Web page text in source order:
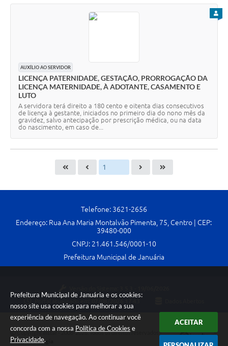
Prefeitura Municipal de Januária e os cookies:
nosso site usa cookies para melhorar a sua
experiência de navegação. Ao continuar você
concorda com a nossa Política de Cookies e
Privacidade.
ACEITAR
AUXÍLIO AO SERVIDOR
LICENÇA PATERNIDADE, GESTAÇÃO, PRORROGAÇÃO DA
LICENÇA MATERNIDADE, À ADOTANTE, CASAMENTO E
LUTO
A servidora terá direito a 180 cento e oitenta dias consecutivos
de licença à gestante, iniciados no primeiro dia do nono mês da
gravidez, salvo antecipação por prescrição médica, ou na data
do nascimento, em caso de...
Telefone: 3621-2656
Endereço: Rua Ana Maria Montalvão Pimenta, 75, Centro | CEP:
39480-000
CNPJ: 21.461.546/0001-10
Prefeitura Municipal de Januária
Copyright Instar - 2006-2026. Todos os direitos reservados -
Instar Tecnologia